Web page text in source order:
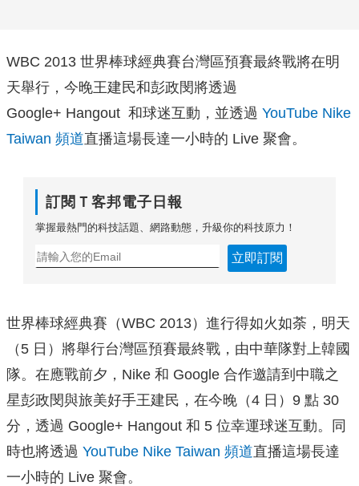
WBC 2013 世界棒球經典賽台灣區預賽最終戰將在明
天舉行，今晚王建民和彭政閔將透過
Google+ Hangout 和球迷互動，並透過 YouTube Nike
Taiwan 頻道直播這場長達一小時的 Live 聚會。
訂閱Ｔ客邦電子日報
掌握最熱門的科技話題、網路動態，升級你的科技原力！
立即訂閱
世界棒球經典賽（WBC 2013）進行得如火如荼，明天
（5 日）將舉行台灣區預賽最終戰，由中華隊對上韓國
隊。在應戰前夕，Nike 和 Google 合作邀請到中職之
星彭政閔與旅美好手王建民，在今晚（4 日）9 點 30
分，透過 Google+ Hangout 和 5 位幸運球迷互動。同
時也將透過 YouTube Nike Taiwan 頻道直播這場長達
一小時的 Live 聚會。